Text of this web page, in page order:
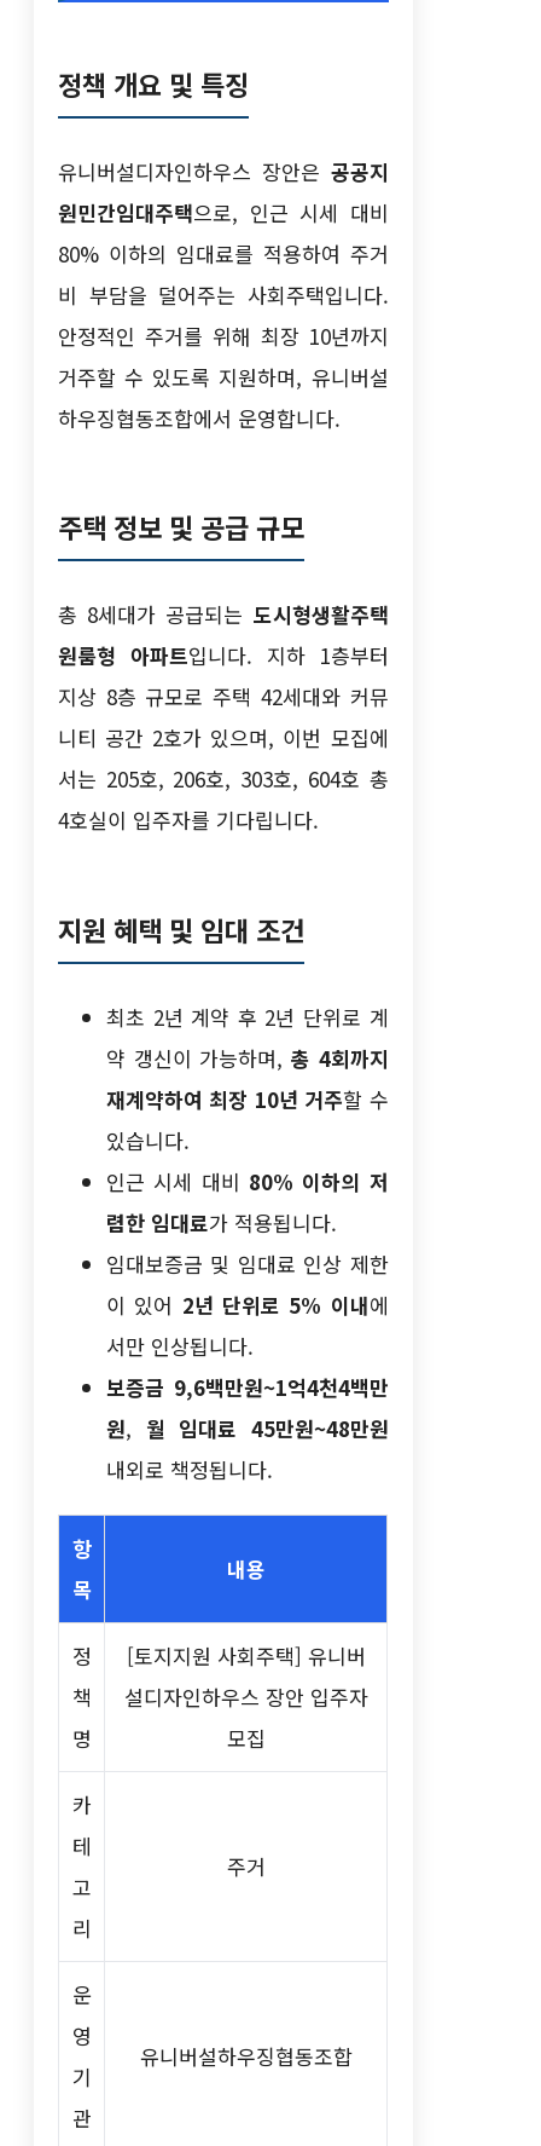
정책 개요 및 특징
유니버설디자인하우스 장안은 공공지
원민간임대주택으로, 인근 시세 대비
80% 이하의 임대료를 적용하여 주거
비 부담을 덜어주는 사회주택입니다.
안정적인 주거를 위해 최장 10년까지
거주할 수 있도록 지원하며, 유니버설
하우징협동조합에서 운영합니다.
주택 정보 및 공급 규모
총 8세대가 공급되는 도시형생활주택
원룸형 아파트입니다. 지하 1층부터
지상 8층 규모로 주택 42세대와 커뮤
니티 공간 2호가 있으며, 이번 모집에
서는 205호, 206호, 303호, 604호 총
4호실이 입주자를 기다립니다.
지원 혜택 및 임대 조건
최초 2년 계약 후 2년 단위로 계
약 갱신이 가능하며, 총 4회까지
재계약하여 최장 10년 거주할 수
있습니다.
인근 시세 대비 80% 이하의 저
렴한 임대료가 적용됩니다.
임대보증금 및 임대료 인상 제한
이 있어 2년 단위로 5% 이내에
서만 인상됩니다.
보증금 9,6백만원~1억4천4백만
원, 월 임대료 45만원~48만원
내외로 책정됩니다.
항
목
내용
정
책
명
[토지지원 사회주택] 유니버
설디자인하우스 장안 입주자
모집
카
테
고
리
주거
운
영
기
관
유니버설하우징협동조합